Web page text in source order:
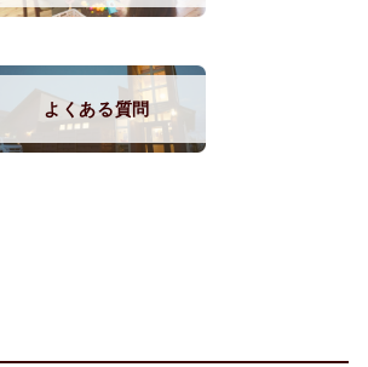
よくある質問